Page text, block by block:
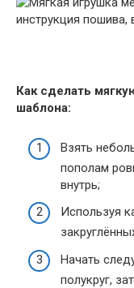
Как сделать
шаблона:
Взять
пополам
внутрь;
Используя
Начать
полукруг,